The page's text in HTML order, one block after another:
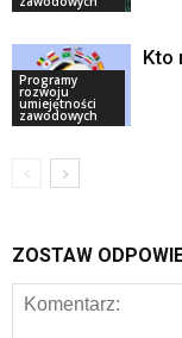
Programy
rozwoju
umiejętności
zawodowych
Kto
ZOSTAW